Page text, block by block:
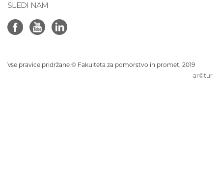
SLEDI NAM
Vse pravice pridržane © Fakulteta za pomorstvo in promet, 2019
ar©tur